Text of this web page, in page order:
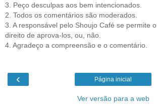
3. Peço desculpas aos bem intencionados.
2. Todos os comentários são moderados.
3. A responsável pelo Shoujo Café se permite o
direito de aprova-los, ou, não.
4. Agradeço a compreensão e o comentário.
‹ Página inicial
Ver versão para a web